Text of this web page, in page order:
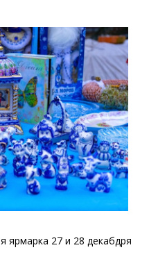
ярмарка 27 и 28 декабдря